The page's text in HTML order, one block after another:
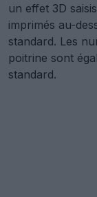
un effet 3D
imprimés au-
standard. Les
poitrine sont
standard.